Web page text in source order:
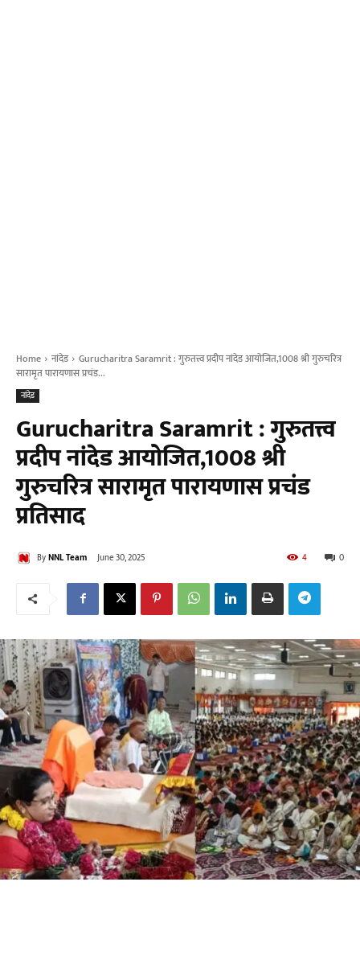
Home नांदेड
Gurucharitra Saramrit : गुरुतत्त्व प्रदीप नांदेड आयोजित,1008 श्री गुरुचरित्र
सारामृत पारायणास प्रचंड...
नांदेड
Gurucharitra Saramrit : गुरुतत्त्व
प्रदीप नांदेड आयोजित,1008 श्री
गुरुचरित्र सारामृत पारायणास प्रचंड
प्रतिसाद
ByNNL Team June 30, 2025 0
4